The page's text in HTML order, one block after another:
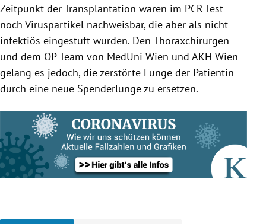
Zeitpunkt der Transplantation waren im PCR-Test
noch Viruspartikel nachweisbar, die aber als nicht
infektiös eingestuft wurden. Den Thoraxchirurgen
und dem OP-Team von MedUni Wien und AKH Wien
gelang es jedoch, die zerstörte Lunge der Patientin
durch eine neue Spenderlunge zu ersetzen.